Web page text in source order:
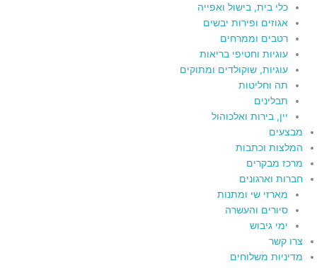
כלי בית, בישול ואפייה
אגוזים ופירות יבשים
רטבים וממרחים
עוגיות וחטיפי בריאות
עוגיות, שוקולדים ומתוקים
תה וחליטות
תבלינים
יין, בירות ואלכוהול
מבצעים
המלצות וכתבות
מרכז מבקרים
חברות וארגונים
מארזי שי ומתנות
סיורים והעשרה
ימי גיבוש
צרו קשר
מדיניות משלוחים